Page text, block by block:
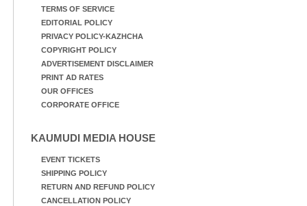
TERMS OF SERVICE
EDITORIAL POLICY
PRIVACY POLICY-KAZHCHA
COPYRIGHT POLICY
ADVERTISEMENT DISCLAIMER
PRINT AD RATES
OUR OFFICES
CORPORATE OFFICE
KAUMUDI MEDIA HOUSE
EVENT TICKETS
SHIPPING POLICY
RETURN AND REFUND POLICY
CANCELLATION POLICY